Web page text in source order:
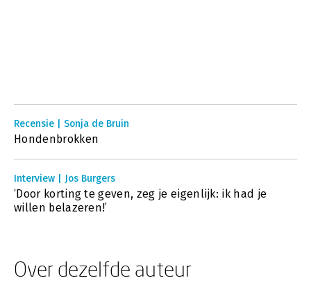
Recensie | Sonja de Bruin
Hondenbrokken
Interview | Jos Burgers
‘Door korting te geven, zeg je eigenlijk: ik had je
willen belazeren!’
Over dezelfde auteur